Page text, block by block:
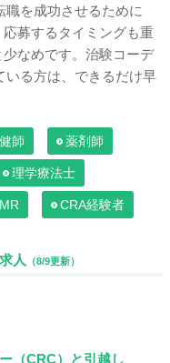
職を成功させるために
募するタイミングも重
なめです。治験コーデ
いる方は、できるだけ早
師 薬剤師
理学療法士
MR CRA経験者
人 （8/9更新）
（CRC）と引越し